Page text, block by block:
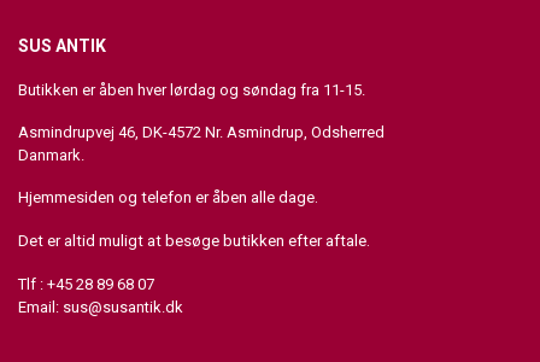
SUS ANTIK
Butikken er åben hver lørdag og søndag fra 11-15.
Asmindrupvej 46, DK-4572 Nr. Asmindrup, Odsherred
Danmark.
Hjemmesiden og telefon er åben alle dage.
Det er altid muligt at besøge butikken efter aftale.
Tlf : +45 28 89 68 07
Email: sus@susantik.dk